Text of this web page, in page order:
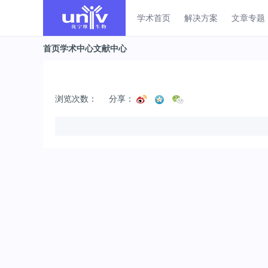
学术首页 解决方案 文章专题
首页学术中心文献中心
浏览次数： 分享：